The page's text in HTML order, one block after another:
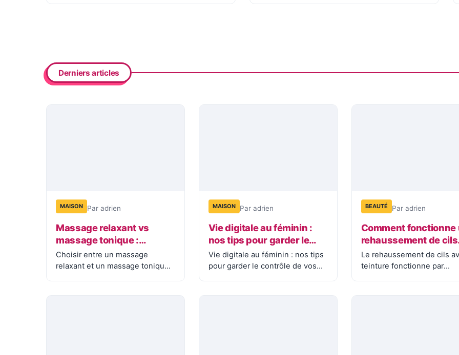
Derniers articles
MAISON Par adrien
Massage relaxant vs
massage tonique :
comment choisir selon
votre profil ?
Choisir entre un massage
relaxant et un massage tonique
MAISON Par adrien
Vie digitale au féminin :
nos tips pour garder le
contrôle de vos données
Vie digitale au féminin : nos tips
pour garder le contrôle de vos
BEAUTÉ Par adrien
Comment fonctionne
rehaussement de cils
avec teinture ?
Le rehaussement de cils
teinture fonctionne par